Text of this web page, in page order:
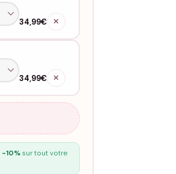
34,99€ ✕
34,99€ ✕
-10%sur tout votre